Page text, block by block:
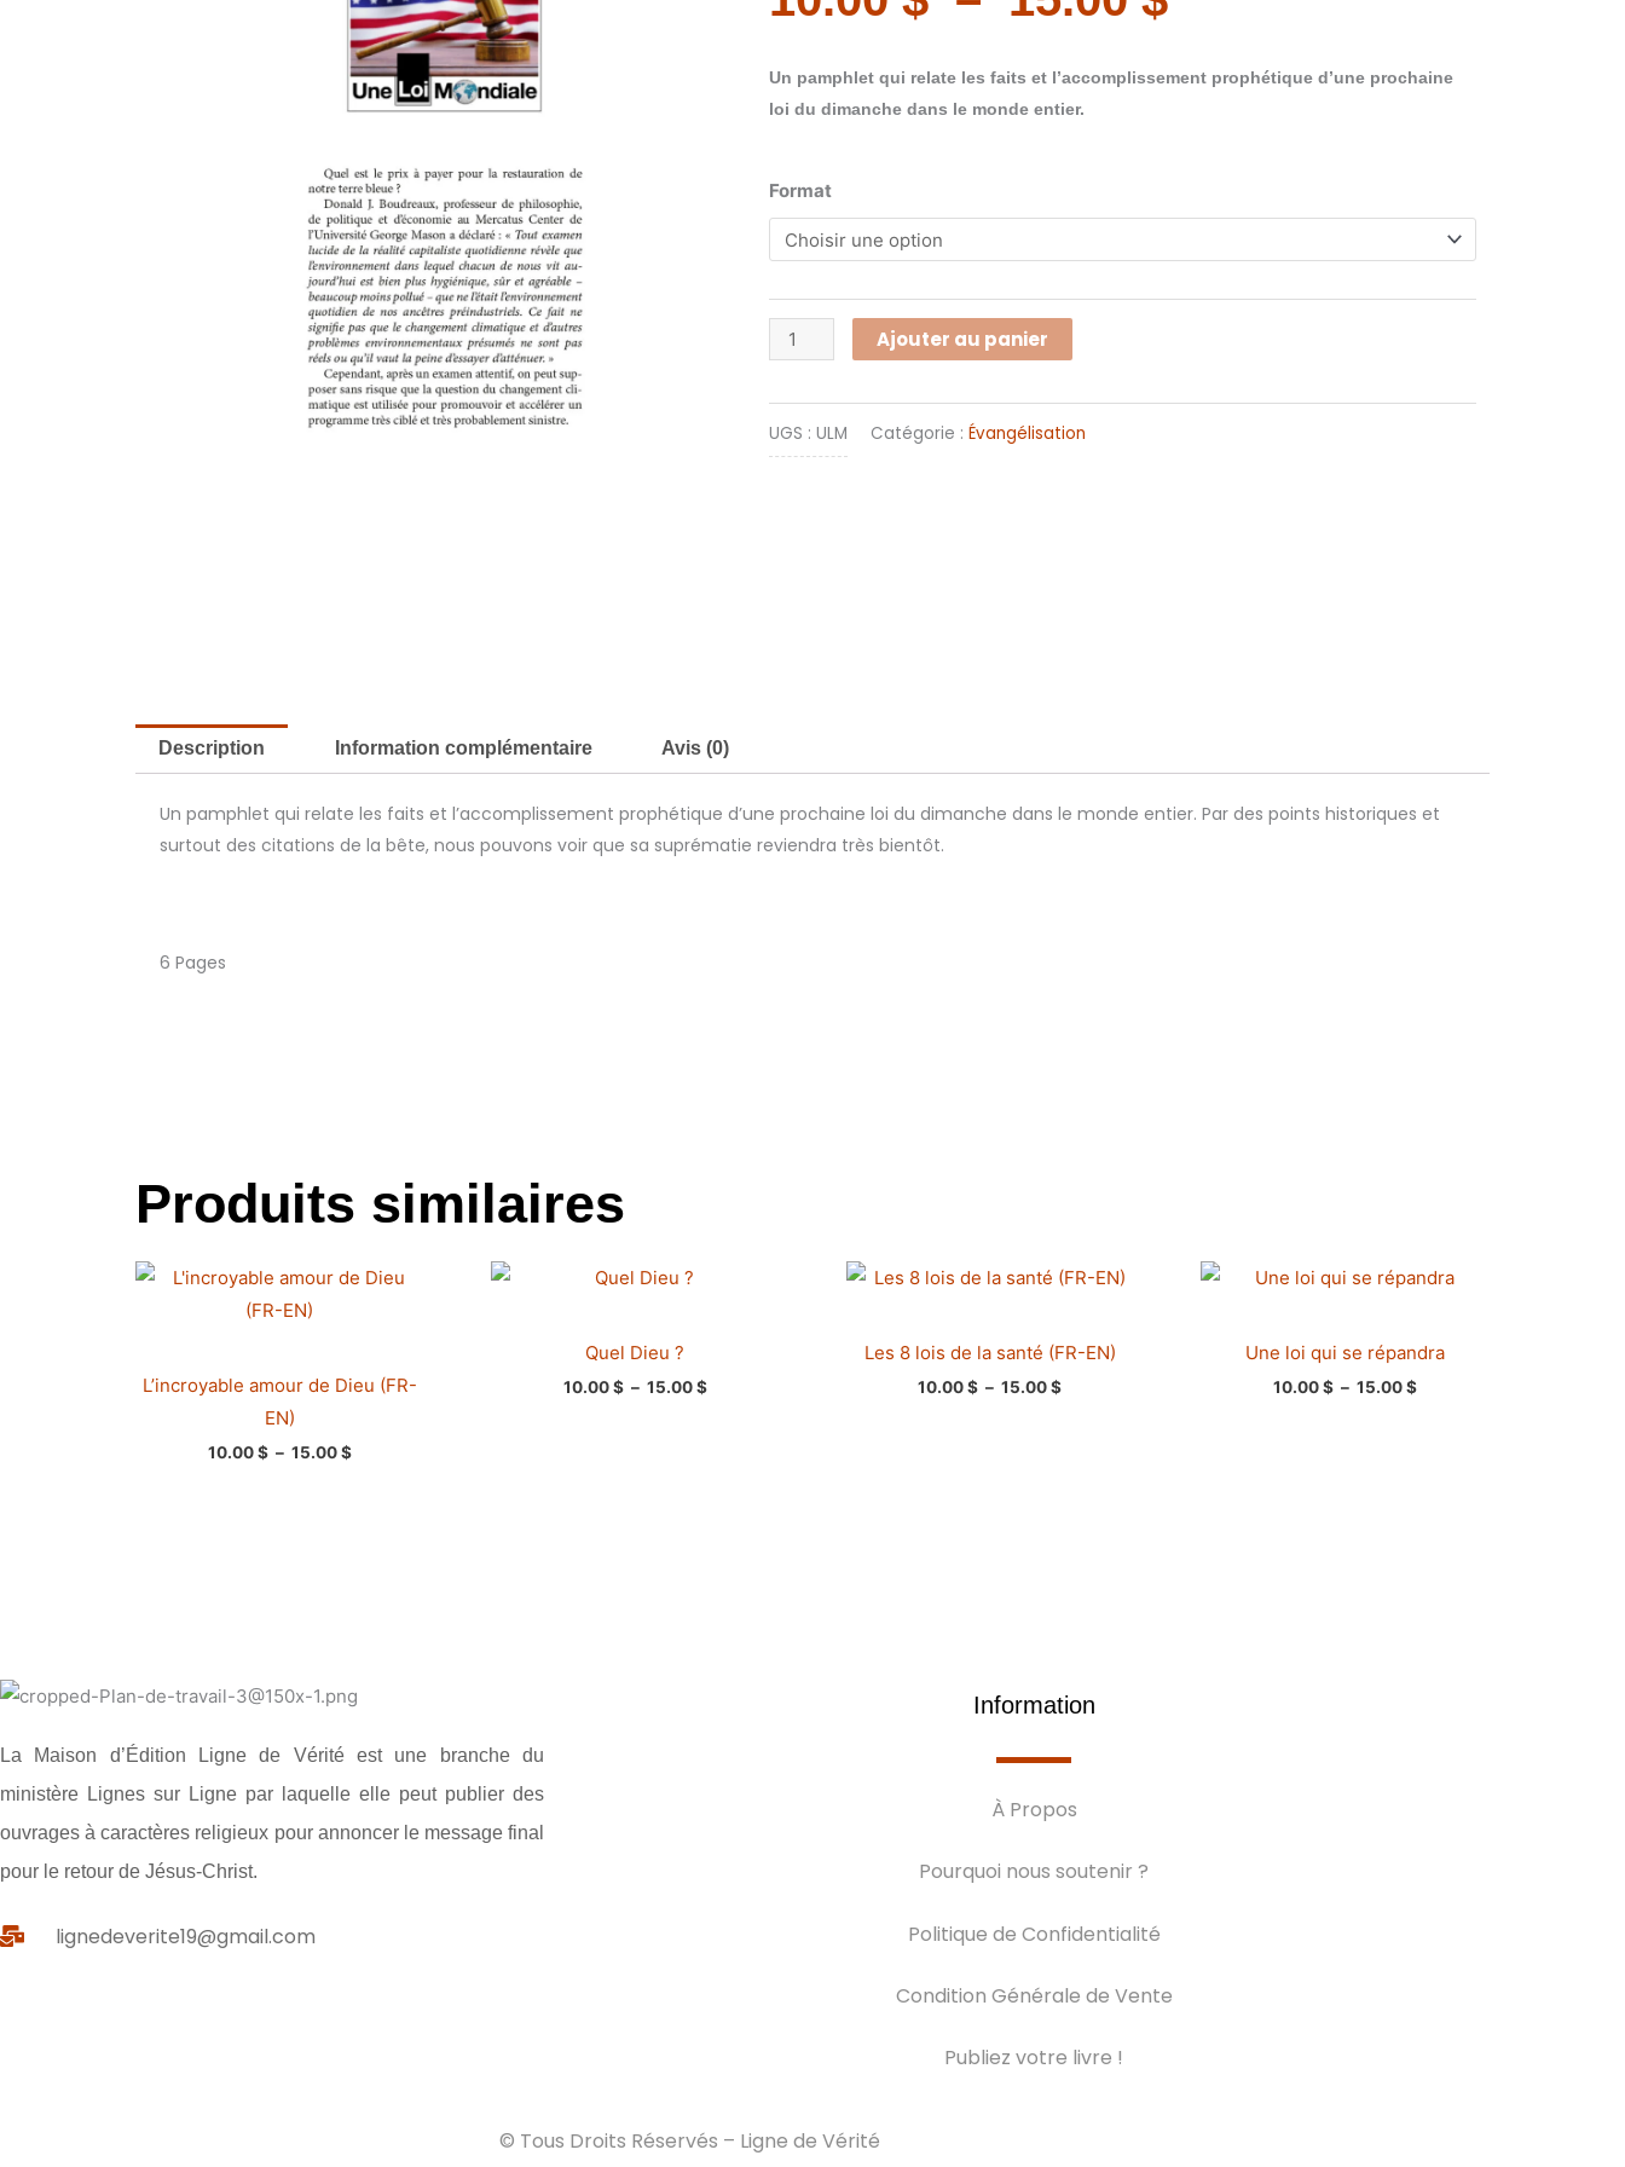
à
15.00 $
Un pamphlet qui relate les faits et l’accomplissement prophétique d’une prochaine
loi du dimanche dans le monde entier.
Format
quantité
de
Une
mondiale
Ajouter au panier
UGS : ULM Catégorie : Évangélisation
Description Information complémentaire Avis (0)
Un pamphlet qui relate les faits et l’accomplissement prophétique d’une prochaine loi du dimanche dans le monde entier. Par des points historiques et
surtout des citations de la bête, nous pouvons voir que sa suprématie reviendra très bientôt.
6 Pages
Produits similaires
L’incroyable amour de Dieu (FR-
EN)
10.00$ – 15.00$
Plage
de
15.00 $
Quel Dieu ?
10.00$ – 15.00$
Les 8 lois de la santé (FR-EN)
10.00$ – 15.00$
Plage
de
à
Une loi qui se répandra
10.00$ – 15.00$
Plage
de
à
La Maison d’Édition Ligne de Vérité est une branche du
ministère Lignes sur Ligne par laquelle elle peut publier des
ouvrages à caractères religieux pour annoncer le message final
pour le retour de Jésus-Christ.
lignedeverite19@gmail.com
Information
À Propos
Pourquoi nous soutenir ?
Politique de Confidentialité
Condition Générale de Vente
Publiez votre livre !
© Tous Droits Réservés – Ligne de Vérité